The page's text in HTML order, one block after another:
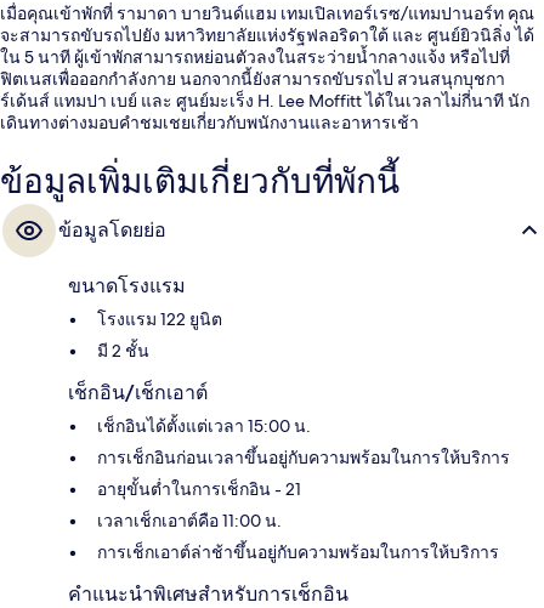
เมื่อคุณเข้าพักที่ รามาดา บายวินด์แฮม เทมเปิลเทอร์เรซ/แทมปานอร์ท คุณ
จะสามารถขับรถไปยัง มหาวิทยาลัยแห่งรัฐฟลอริดาใต้ และ ศูนย์ยิวนิลิ่ง ได้
ใน 5 นาที ผู้เข้าพักสามารถหย่อนตัวลงในสระว่ายน้ำกลางแจ้ง หรือไปที่
ฟิตเนสเพื่อออกกำลังกาย นอกจากนี้ยังสามารถขับรถไป สวนสนุกบุชกา
ร์เด้นส์ แทมปา เบย์ และ ศูนย์มะเร็ง H. Lee Moffitt ได้ในเวลาไม่กี่นาที นัก
เดินทางต่างมอบคำชมเชยเกี่ยวกับพนักงานและอาหารเช้า
ข้อมูลเพิ่มเติมเกี่ยวกับที่พักนี้
ข้อมูลโดยย่อ
ขนาดโรงแรม
โรงแรม 122 ยูนิต
มี 2 ชั้น
เช็กอิน/เช็กเอาต์
เช็กอินได้ตั้งแต่เวลา 15:00 น.
การเช็กอินก่อนเวลาขึ้นอยู่กับความพร้อมในการให้บริการ
อายุขั้นต่ำในการเช็กอิน - 21
เวลาเช็กเอาต์คือ 11:00 น.
การเช็กเอาต์ล่าช้าขึ้นอยู่กับความพร้อมในการให้บริการ
คำแนะนำพิเศษสำหรับการเช็กอิน